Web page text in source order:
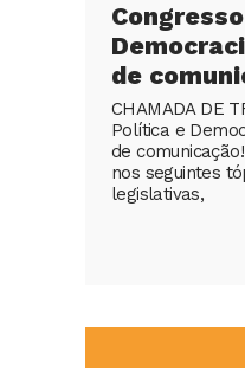
de
CHAMADA DE
Política e
de
nos seguintes
legislativas,